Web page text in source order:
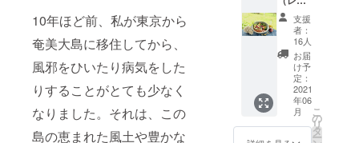
10年ほど前、私が東京から
奄美大島に移住してから、
風邪をひいたり病気をした
りすることがとても少なく
なりました。それは、この
島の恵まれた風土や豊かな
ますの
で、お
楽しみ
に！
げない
ように
絶妙な
火加減
で、2時
間かけ
て煮詰
めてい
ます。
できた
純黒糖
類に応
じて微
調整
し、
日々の
気温や
湿度に
合わせ
て焙煎
するこ
ルト
パッ
ク）
200g ＋
笑顔の
画家RIE
さんの
ポスト
カード
2枚 月
支援
者：
16人
お届
け予
定：
2021
年06
月
こ
の
リ
タ
ー